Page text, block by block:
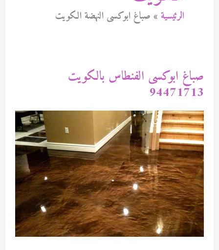
الرئيسية صباغ ابوكسى النهضة الكويت
صباغ ابوكسى الفنطاس بالكويت
94471713